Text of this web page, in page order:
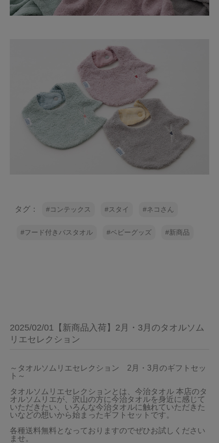
タグ： コンテックス スタイ ネコさん
フード付きバスタオル ベビーグッズ 新商品
2025/02/01【新商品入荷】2月・3月のタオルソム
リエセレクション
～タオルソムリエセレクション　2月・3月のギフトセッ
ト～
タオルソムリエセレクションとは、今治タオル 本店のタ
オルソムリエが、沢山の方に今治タオルを身近に感じて
いただきたい、いろんな今治タオルに触れていただきた
いなどの想いから始まったギフトセットです。
各種送料無料となっておりますのでぜひお試しください
ませ。